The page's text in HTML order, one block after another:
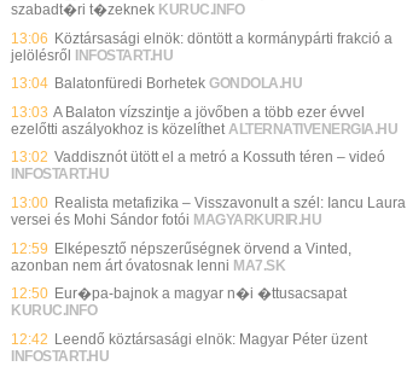
szabadt�ri t�zeknek KURUC.INFO
13:06 Köztársasági elnök: döntött a kormánypárti frakció a
jelölésről INFOSTART.HU
13:04 Balatonfüredi Borhetek GONDOLA.HU
13:03 A Balaton vízszintje a jövőben a több ezer évvel
ezelőtti aszályokhoz is közelíthet ALTERNATIVENERGIA.HU
13:02 Vaddisznót ütött el a metró a Kossuth téren – videó
INFOSTART.HU
13:00 Realista metafizika – Visszavonult a szél: Iancu Laura
versei és Mohi Sándor fotói MAGYARKURIR.HU
12:59 Elképesztő népszerűségnek örvend a Vinted,
azonban nem árt óvatosnak lenni MA7.SK
12:50 Eur�pa-bajnok a magyar n�i �ttusacsapat
KURUC.INFO
12:42 Leendő köztársasági elnök: Magyar Péter üzent
INFOSTART.HU